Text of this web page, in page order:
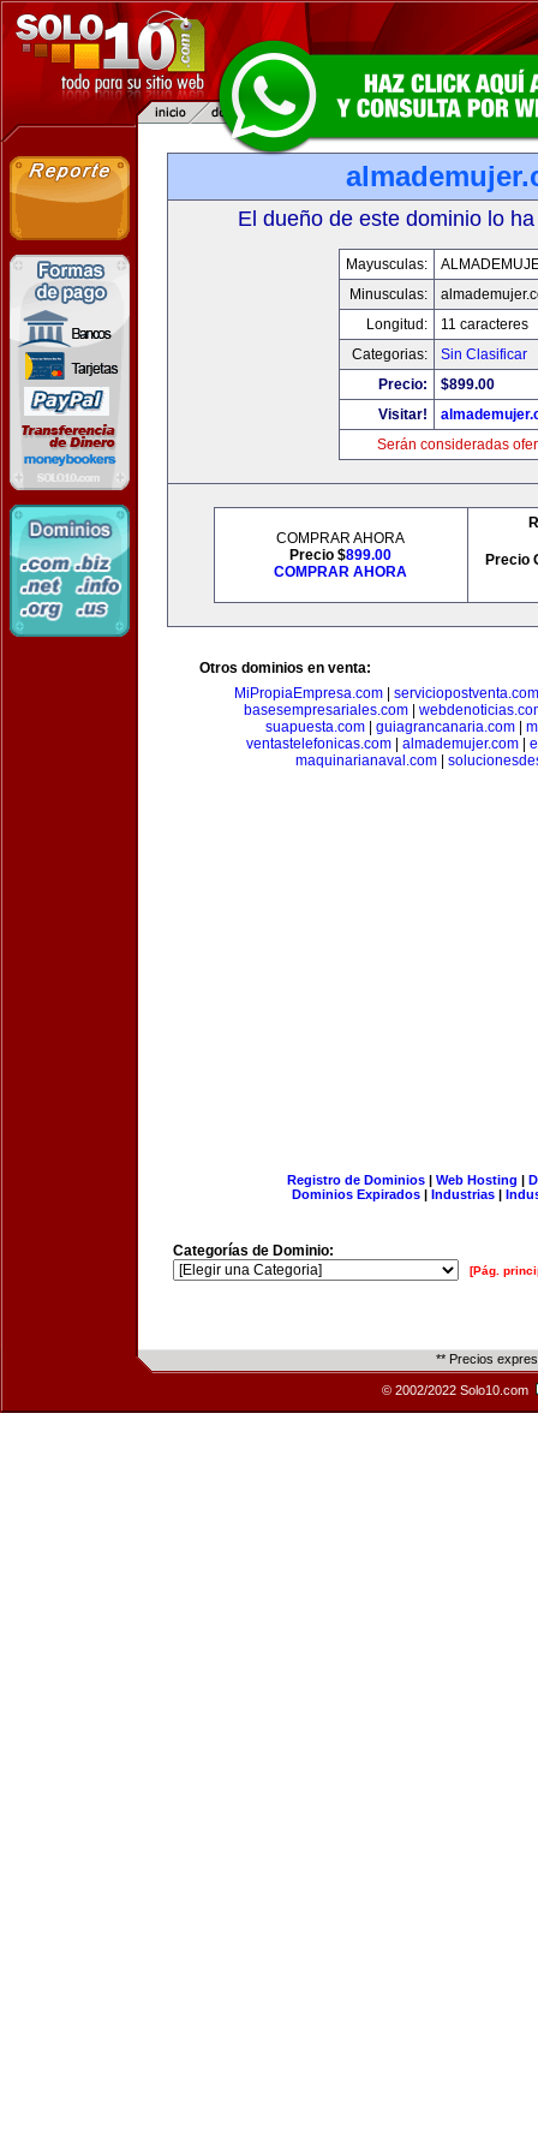
El dueño de este dominio lo
Mayusculas:
Minusculas:
Longitud:
11 caracteres
Categorias:
Sin Clasificar
Precio:
$899.00
Visitar!
Serán consideradas
COMPRAR AHORA
Precio $899.00
COMPRAR AHORA
Precio
Otros dominios en venta:
MiPropiaEmpresa.com| serviciopostventa.com
basesempresariales.com|
suapuesta.com
guiagrancanaria.com
ventastelefonicas.com| almademujer.com|
maquinarianaval.com|
Registro de Dominios| Web Hosting |
Dominios Expirados | Industrias |
Categorías de Dominio:
[Pág.
** Precios
© 2002/2022 Solo10.com